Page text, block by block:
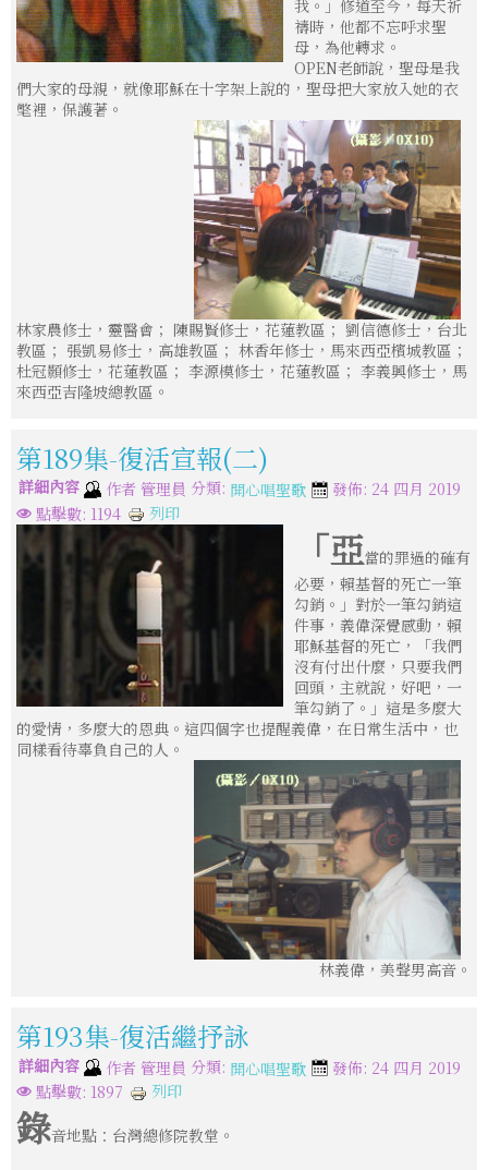
我。」修道至今，每天祈
禱時，他都不忘呼求聖
母，為他轉求。
OPEN老師說，聖母是我
們大家的母親，就像耶穌在十字架上說的，聖母把大家放入她的衣
氅裡，保護著。
林家農修士，靈醫會； 陳賜賢修士，花蓮教區； 劉信德修士，台北
教區； 張凱易修士，高雄教區； 林香年修士，馬來西亞檳城教區；
杜冠顥修士，花蓮教區； 李源模修士，花蓮教區； 李義興修士，馬
來西亞吉隆坡總教區。
第189集-復活宣報(二)
詳細內容 作者 管理員 分類: 開心唱聖歌
發佈: 24 四月 2019
點擊數: 1194
列印
「亞當的罪過的確有
必要，賴基督的死亡一筆
勾銷。」對於一筆勾銷這
件事，義偉深覺感動，賴
耶穌基督的死亡，「我們
沒有付出什麼，只要我們
回頭，主就說，好吧，一
筆勾銷了。」這是多麼大
的愛情，多麼大的恩典。這四個字也提醒義偉，在日常生活中，也
同樣看待辜負自己的人。
林義偉，美聲男高音。
第193集-復活繼抒詠
詳細內容 作者 管理員 分類: 開心唱聖歌
發佈: 24 四月 2019
點擊數: 1897
列印
錄音地點：台灣總修院教堂。